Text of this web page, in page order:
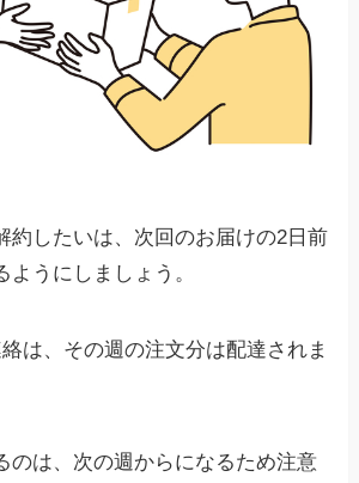
約したいは、次回のお届けの2日前
ようにしましょう。
は、その週の注文分は配達されま
のは、次の週からになるため注意